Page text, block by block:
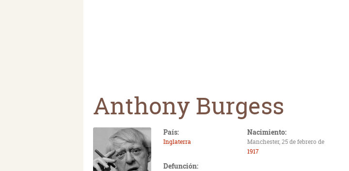
Anthony Burgess
País:
Inglaterra
Nacimiento:
Manchester, 25 de febrero de
1917
Defunción: